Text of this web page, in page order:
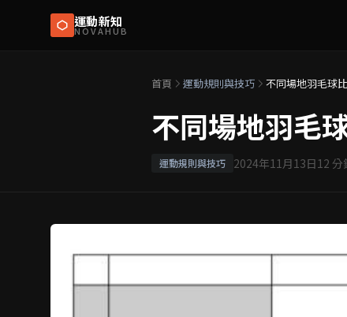
運動新知
NOVAHUB
首頁 運動規則與技巧 不同場地羽毛球
不同場地羽毛
運動規則與技巧 2024年11月13日12 分